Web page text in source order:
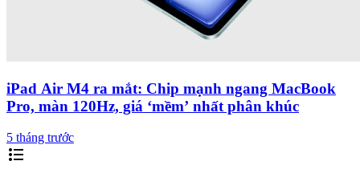
iPad Air M4 ra mắt: Chip mạnh ngang MacBook
Pro, màn 120Hz, giá ‘mềm’ nhất phân khúc
5 tháng trước
format_list_bulleted